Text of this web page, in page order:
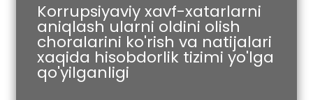
Korrupsiyaviy xavf-xatarlarni
aniqlash ularni oldini olish
choralarini ko'rish va natijalari
xaqida hisobdorlik tizimi yo'lga
qo'yilganligi